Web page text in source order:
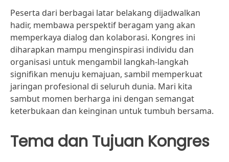
Peserta dari berbagai latar belakang dijadwalkan
hadir, membawa perspektif beragam yang akan
memperkaya dialog dan kolaborasi. Kongres ini
diharapkan mampu menginspirasi individu dan
organisasi untuk mengambil langkah-langkah
signifikan menuju kemajuan, sambil memperkuat
jaringan profesional di seluruh dunia. Mari kita
sambut momen berharga ini dengan semangat
keterbukaan dan keinginan untuk tumbuh bersama.
Tema dan Tujuan Kongres